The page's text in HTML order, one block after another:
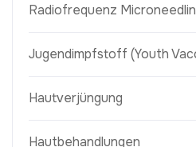
Radiofrequenz
Jugendimpfstoff (Youth
Hautverjüngung
Hautbehandlungen